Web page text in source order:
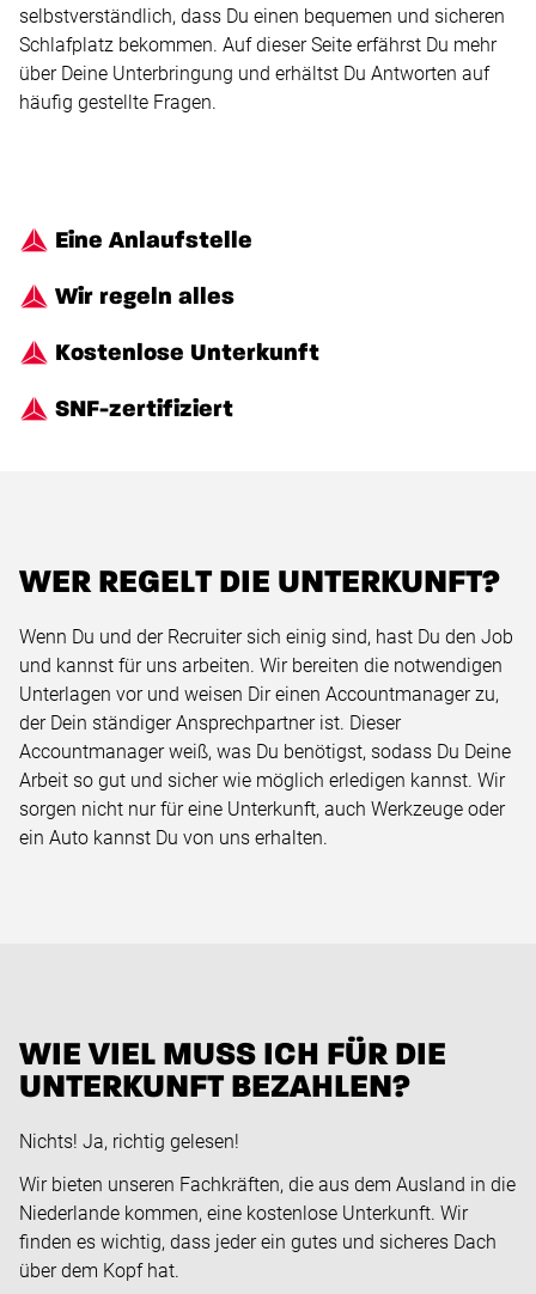
selbstverständlich, dass Du einen bequemen und sicheren
Schlafplatz bekommen. Auf dieser Seite erfährst Du mehr
über Deine Unterbringung und erhältst Du Antworten auf
häufig gestellte Fragen.
Eine Anlaufstelle
Wir regeln alles
Kostenlose Unterkunft
SNF-zertifiziert
WER REGELT DIE UNTERKUNFT?
Wenn Du und der Recruiter sich einig sind, hast Du den Job
und kannst für uns arbeiten. Wir bereiten die notwendigen
Unterlagen vor und weisen Dir einen Accountmanager zu,
der Dein ständiger Ansprechpartner ist. Dieser
Accountmanager weiß, was Du benötigst, sodass Du Deine
Arbeit so gut und sicher wie möglich erledigen kannst. Wir
sorgen nicht nur für eine Unterkunft, auch Werkzeuge oder
ein Auto kannst Du von uns erhalten.
WIE VIEL MUSS ICH FÜR DIE
UNTERKUNFT BEZAHLEN?
Nichts! Ja, richtig gelesen!
Wir bieten unseren Fachkräften, die aus dem Ausland in die
Niederlande kommen, eine kostenlose Unterkunft. Wir
finden es wichtig, dass jeder ein gutes und sicheres Dach
über dem Kopf hat.